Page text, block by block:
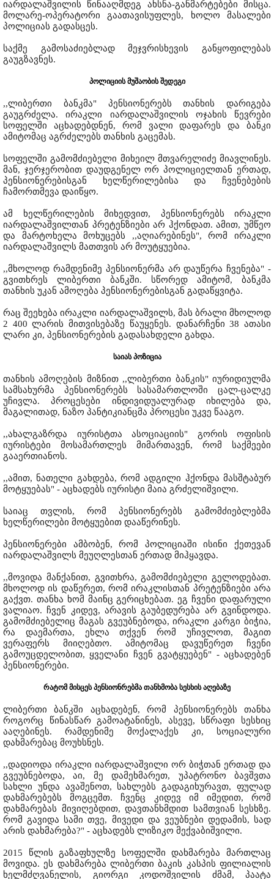
იარდალაშვილის წინააღმდეგ ახსნა-განმარტებები მისცა.
მოლარე-ოპერატორი გაათავისუფლეს, ხოლო მასალები
პოლიციას გადასცეს.
საქმე გამოსაძიებლად მეჯვრისხევის განყოფილებას
გაუგზავნეს.
პოლიციის მუშაობის შედეგი
,,ლიბერთი ბანკმა" პენსიონერებს თანხის დარიგება
გაუგრძელა. ირაკლი იარდალაშვილის ოჯახის წევრები
სოფელში აცხადებდნენ, რომ ვალი დაფარეს და ბანკი
ამიტომაც აგრძელებს თანხის გაცემას.
სოფელში გამომძიებელი მიხეილ მთვარელიძე მიავლინეს.
მან, ჯერჯერობით დაუდგენელ ორ პოლიციელთან ერთად,
პენსიონერებისგან ხელწერილებისა და ჩვენებების
ჩამორთმევა დაიწყო.
ამ ხელწერილების მიხედვით, პენსიონერებს ირაკლი
იარდალაშვილთან პრეტენზიები არ ჰქონდათ. ამით, უმწეო
და მარტოხელა მოხუცებს ,,აღიარებინეს", რომ ირაკლი
იარდალაშვილს მათთვის არ მოუტყუებია.
,,მხოლოდ რამდენიმე პენსიონერმა არ დაუწერა ჩვენება" -
გვითხრეს ლიბერთი ბანკში. სწორედ ამიტომ, ბანკმა
თანხის უკან ამოღება პენსიონერებისგან გადაწყვიტა.
რაც შეეხება ირაკლი იარდალაშვილს, მას ბრალი მხოლოდ
2 400 ლარის მითვისებაზე წაუყენეს. დანარჩენი 38 ათასი
ლარი კი, პენსიონერების გადასახდელი გახდა.
საიას პოზიცია
თანხის ამოღების მიზნით ,,ლიბერთი ბანკის" იურიდიულმა
სამსახურმა პენსიონერებს სასამართლოში ცალ-ცალკე
უჩივლა. პროცესები ინდივიდუალურად იხილება და,
მაგალითად, ნაზო პანტიკიანცმა პროცესი უკვე წააგო.
,,ახალგაზრდა იურისტთა ასოციაციის" გორის ოფისის
იურისტები მოსამართლეს მიმართავენ, რომ საქმეები
გააერთიანოს.
,,ამით, ნათელი გახდება, რომ ადგილი ჰქონდა მასშტაბურ
მოტყუებას" - აცხადებს იურისტი მაია გრძელიშვილი.
საიაც თვლის, რომ პენსიონერებს გამომძიებლებმა
ხელწერილები მოტყუებით დააწერინეს.
პენსიონერები ამბობენ, რომ პოლიციაში ისინი ქეთევან
იარდალაშვილს მეუღლესთან ერთად მიჰყავდა.
,,მოვიდა მანქანით, გვითხრა, გამომძიებელი გელოდებათ.
მხოლოდ ის დაწერეთ, რომ ირაკლისთან პრეტენზიები არა
გაქვთ. თანხა ხომ მაინც გერიცხებათ. ეგ ჩვენი დაფარული
ვალიაო. ჩვენ კიდევ, არავის გაუბედურება არ გვინდოდა.
გამომძიებელიც მაგას გვეუბნებოდა, ირაკლი კარგი ბიჭია,
რა დაემართა, ეხლა თქვენ რომ უჩივლოთ, მაგით
ვერაფერს მიიღებთო. ამიტომაც დავუწერეთ ჩვენი
გამოუცდელობით, ყველანი ჩვენ გვატყუებენ" - აცხადებენ
პენსიონერები.
რატომ მისცეს პენსიონრებმა თანხმობა სესხის აღებაზე
ლიბერთი ბანკში აცხადებენ, რომ პენსიონერებს თანხა
როგორც წინასწარ გამოატანინეს, ასევე, სწრაფი სესხიც
ააღებინეს. რამდენიმე მოქალაქეს კი, სოციალური
დახმარებაც მოუხსნეს.
,,დადიოდა ირაკლი იარდალაშვილი ორ ბიჭთან ერთად და
გვეუბნებოდა, აი, მე დამეხმარეთ, უპატრონო ბავშვთა
სახლი უნდა ავაშენოთ, სახლებს გადაგიხურავთ, ფულად
დახმარებებს მოგცემთ. ჩვენც კიდევ იმ იმედით, რომ
დახმარებას მივიღებდით, დავთანხმდით სამთვიან სესხზე.
რომ გავიდა სამი თვე, მივედი და ვეუბნები დედამის, სად
არის დახმარება?" - აცხადებს ლიზიკო მექვაბიშვილი.
2015 წლის გაზაფხულზე სოფელში დახმარება მართლაც
მოვიდა. ეს დახმარება ლიბერთი ბაკის კასპის ფილიალის
ხელმძღვანელის, გიორგი კოდოშვილის ძმამ, პაატა